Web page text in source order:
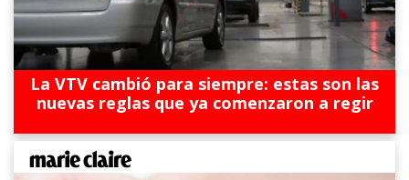
La VTV cambió para siempre: estas son las
nuevas reglas que ya comenzaron a regir